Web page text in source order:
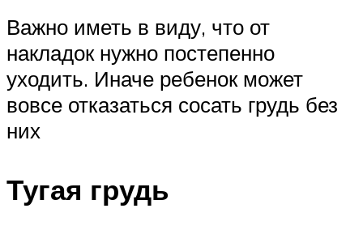
Важно иметь в виду, что от
накладок нужно постепенно
уходить. Иначе ребенок может
вовсе отказаться сосать грудь без
них
Тугая грудь